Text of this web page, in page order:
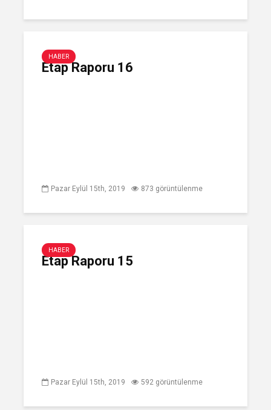
HABER
Etap Raporu 16
Pazar Eylül 15th, 2019 873 görüntülenme
HABER
Etap Raporu 15
Pazar Eylül 15th, 2019 592 görüntülenme